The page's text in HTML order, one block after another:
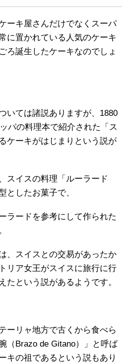
ーキ屋さんだけでなくスーパ
に置かれている人気のケーキ
ろ誕生したケーキなのでしょ
いては諸説ありますが、1880
パの料理本で紹介された「ス
ケーキがはじまりという説が
スイスの料理「ルーラード
としたお菓子で、
ラードを参考にして作られた
、スイスとの交易があったか
リア女王がスイスに旅行に行
たという説があるようです。
ーリャ地方で古くから食べら
（Brazo de Gitano）」と呼ば
キの祖であるという説もあり